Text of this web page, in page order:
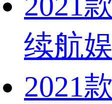
续航
2021